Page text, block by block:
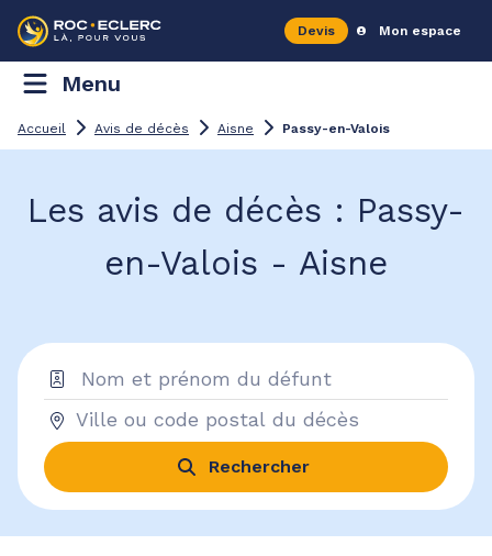
Devis Mon espace
Menu
Accueil Avis de décès Aisne Passy-en-Valois
Les avis de décès : Passy-
en-Valois - Aisne
Rechercher